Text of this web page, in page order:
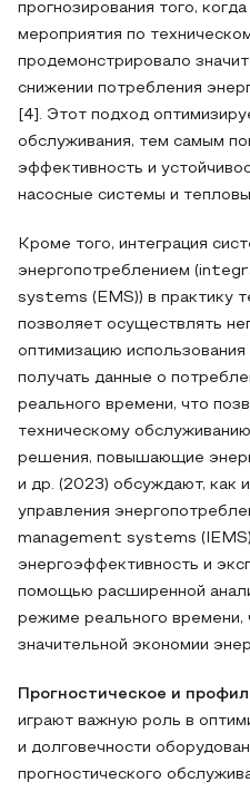
прогнозирования того,
мероприятия по
продемонстрировало
снижении потребления
[4]. Этот подход
обслуживания, тем самым
эффективность и
насосные системы и
Кроме того, интеграция
энергопотреблением
systems (EMS)) в практику
позволяет осуществлять
оптимизацию
получать данные о
реального времени, что
техническому
решения, повышающие
и др. (2023) обсуждают, как
управления
management systems
энергоэффективность и
помощью расширенной
режиме реального времени,
значительной экономии
Прогностическое и
играют важную роль в
и долговечности
прогностического